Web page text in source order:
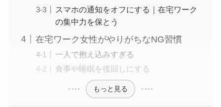
スマホの通知をオフにする｜在宅ワーク
の集中力を保とう
在宅ワーク女性がやりがちなNG習慣
一人で抱え込みすぎる
食事や睡眠を後回しにする
もっと見る